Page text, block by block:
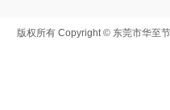
版权所有 Copyright © 东莞市华至